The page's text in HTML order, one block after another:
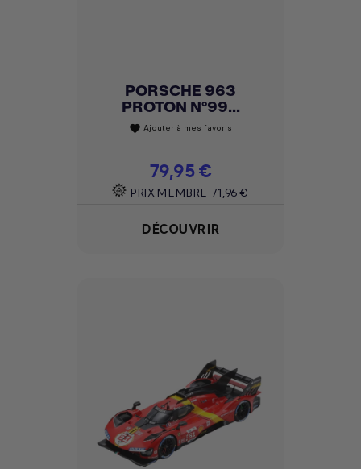
PORSCHE 963
PROTON N°99...
favorite Ajouter à mes favoris
Prix
79,95 €
PRIX MEMBRE 71,96 €
DÉCOUVRIR